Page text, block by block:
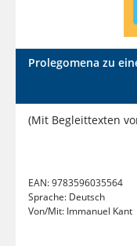
Prolegomena zu
(Mit Begleittexten
EAN:9783596035564
Sprache: Deutsch
Von/Mit: Immanuel Kant